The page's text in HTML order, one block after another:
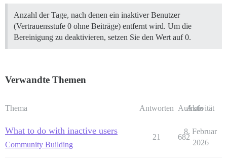
Anzahl der Tage, nach denen ein inaktiver Benutzer
(Vertrauensstufe 0 ohne Beiträge) entfernt wird. Um die
Bereinigung zu deaktivieren, setzen Sie den Wert auf 0.
Verwandte Themen
Thema Antworten Aufrufe
Aktivität
What to do with inactive users
Community Building
21 682
8. Februar
2026